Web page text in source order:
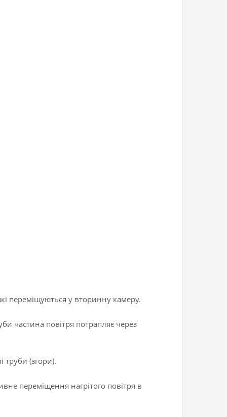
переміщуються у вторинну камеру.
частина повітря потрапляє через
труби (згори).
переміщення нагрітого повітря в